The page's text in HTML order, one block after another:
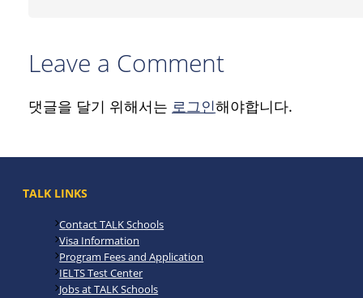
Leave a Comment
댓글을 달기 위해서는 로그인해야합니다.
TALK LINKS
Contact TALK Schools
Visa Information
Program Fees and Application
IELTS Test Center
Jobs at TALK Schools